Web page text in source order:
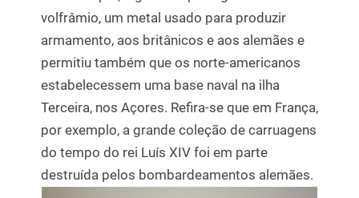
volfrâmio, um metal usado para produzir
armamento, aos britânicos e aos alemães e
permitiu também que os norte-americanos
estabelecessem uma base naval na ilha
Terceira, nos Açores. Refira-se que em França,
por exemplo, a grande coleção de carruagens
do tempo do rei Luís XIV foi em parte
destruída pelos bombardeamentos alemães.